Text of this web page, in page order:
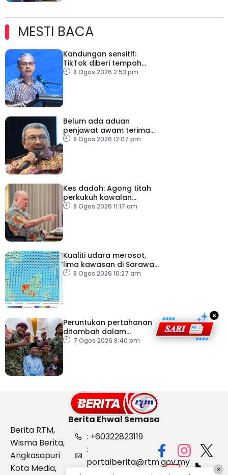
MESTI BACA
Kandungan sensitif:
TikTok diberi tempoh
perkukuh sistem
8 Ogos 2026 2:53 pm
Belum ada aduan
penjawat awam terima
tekanan daripada ahli
8 Ogos 2026 12:07 pm
Kes dadah: Agong titah
perkukuh kawalan
lapangan terbang, pintu
8 Ogos 2026 11:17 am
Kualiti udara merosot,
lima kawasan di Sarawak
catat IPU tidak sihat
8 Ogos 2026 10:27 am
Peruntukan pertahanan
ditambah dalam
Belanjawan 2027
7 Ogos 2026 8:40 pm
×
Berita Ehwal Semasa
Berita RTM,
Wisma Berita,
Angkasapuri
Kota Media,
: +60322823119
:
portalberita@rtm.gov.my
×